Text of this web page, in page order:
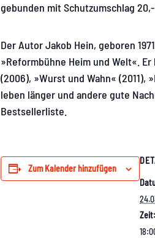
gebunden mit Schutzumschlag 20,-
Der Autor Jakob Hein, geboren
»Reformbühne Heim und Welt«.
(2006), »Wurst und Wahn« (2011),
leben länger und andere gute
Bestsellerliste.
Zum Kalender hinzufügen
Zeit: